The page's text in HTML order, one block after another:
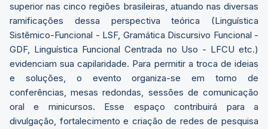
superior nas cinco regiões brasileiras, atuando nas diversas
ramificações dessa perspectiva teórica (Linguística
Sistêmico-Funcional - LSF, Gramática Discursivo Funcional -
GDF, Linguística Funcional Centrada no Uso - LFCU etc.)
evidenciam sua capilaridade. Para permitir a troca de ideias
e soluções, o evento organiza-se em torno de
conferências, mesas redondas, sessões de comunicação
oral e minicursos. Esse espaço contribuirá para a
divulgação, fortalecimento e criação de redes de pesquisa